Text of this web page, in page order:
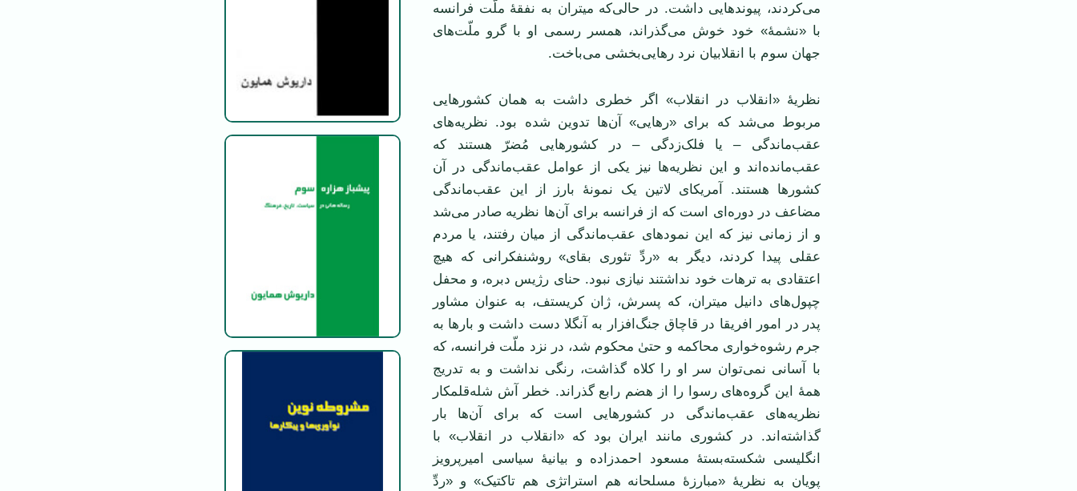
می‌کردند، پیوندهایی داشت. در حالی‌که میتران به نفقۀ ملّت فرانسه
با «نشمۀ» خود خوش می‌گذراند، همسر رسمی او با گرو ملّت‌های
جهان سوم با انقلابیان نرد رهایی‌بخشی می‌باخت.
نظریۀ «انقلاب در انقلاب» اگر خطری داشت به همان کشورهایی
مربوط می‌شد که برای «رهایی» آن‌ها تدوین شده بود. نظریه‌های
عقب‌ماندگی – یا فلک‌زدگی – در کشورهایی مُضرّ هستند که
عقب‌مانده‌اند و این نظریه‌ها نیز یکی از عوامل عقب‌ماندگی در آن
کشورها هستند. آمریکای لاتین یک نمونۀ بارز از این عقب‌ماندگی
مضاعف در دوره‌ای است که از فرانسه برای آن‌ها نظریه صادر می‌شد
و از زمانی نیز که این نمودهای عقب‌ماندگی از میان رفتند، یا مردم
عقلی پیدا کردند، دیگر به «ردِّ تئوری بقای» روشنفکرانی که هیچ
اعتقادی به ترهات خود نداشتند نیازی نبود. حنای رژیس دبره، و محفل
چپول‌های دانیل میتران، که پسرش، ژان کریستف، به عنوان مشاور
پدر در امور افریقا در قاچاق جنگ‌افزار به آنگلا دست داشت و بارها به
جرم رشوه‌خواری محاکمه و حتیٰ محکوم شد، در نزد ملّت فرانسه، که
با آسانی نمی‌توان سر او را کلاه گذاشت، رنگی نداشت و به تدریج
همۀ این گروه‌های رسوا را از هضم رابع گذراند. خطر آش شله‌قلمکار
نظریه‌های عقب‌ماندگی در کشورهایی است که برای آن‌ها بار
گذاشته‌اند. در کشوری مانند ایران بود که «انقلاب در انقلاب» با
انگلیسی شکسته‌بستۀ مسعود احمدزاده و بیانیۀ سیاسی امیرپرویز
پویان به نظریۀ «مبارزۀ مسلحانه هم استراتژی هم تاکتیک» و «ردِّ